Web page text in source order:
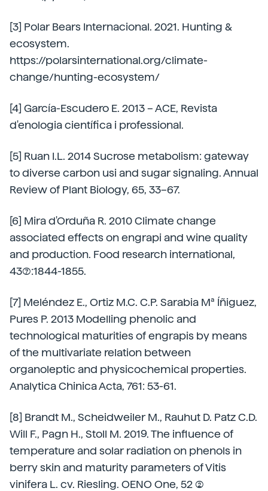
[3] Polar Bears Internacional. 2021. Hunting &
ecosystem.
https://polarsinternational.org/climate-
change/hunting-ecosystem/
[4] García-Escudero E. 2013 – ACE, Revista
d'enologia científica i professional.
[5] Ruan I.L. 2014 Sucrose metabolism: gateway
to diverse carbon usi and sugar signaling. Annual
Review of Plant Biology, 65, 33–67.
[6] Mira d'Orduña R. 2010 Climate change
associated effects on engrapi and wine quality
and production. Food research international,
43(7):1844-1855.
[7] Meléndez E., Ortiz M.C. C.P. Sarabia Mª Íñiguez,
Pures P. 2013 Modelling phenolic and
technological maturities of engrapis by means
of the multivariate relation between
organoleptic and physicochemical properties.
Analytica Chinica Acta, 761: 53-61.
[8] Brandt M., Scheidweiler M., Rauhut D. Patz C.D.
Will F., Pagn H., Stoll M. 2019. The influence of
temperature and solar radiation on phenols in
berry skin and maturity parameters of Vitis
vinifera L. cv. Riesling. OENO One, 52 (2)